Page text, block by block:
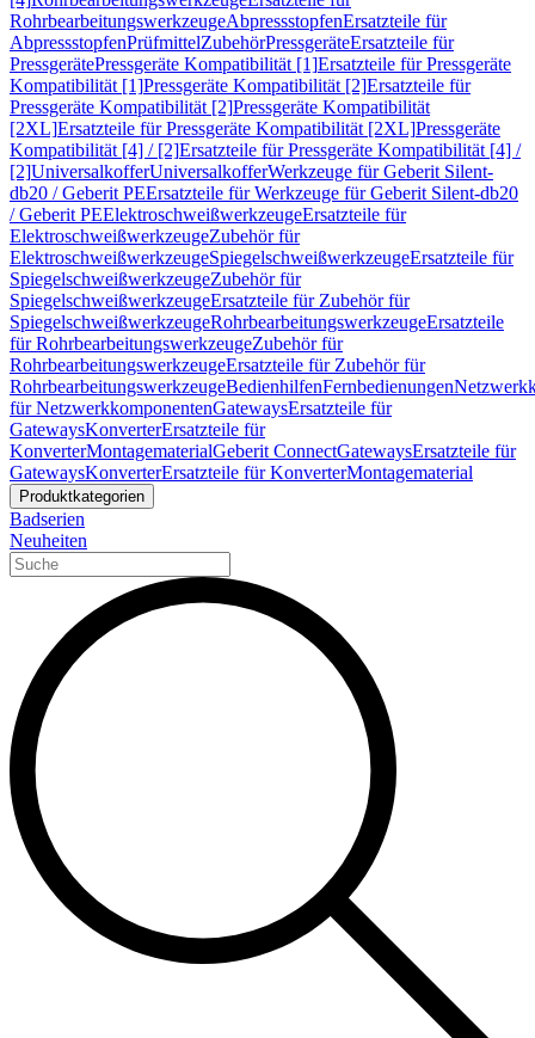
RohrbearbeitungswerkzeugeAbpressstopfenErsatzteile für
AbpressstopfenPrüfmittelZubehörPressgeräteErsatzteile für
PressgerätePressgeräte Kompatibilität [1]Ersatzteile für Pressgeräte
Kompatibilität [1]Pressgeräte Kompatibilität [2]Ersatzteile für
Pressgeräte Kompatibilität [2]Pressgeräte Kompatibilität
[2XL]Ersatzteile für Pressgeräte Kompatibilität [2XL]Pressgeräte
Kompatibilität [4] / [2]Ersatzteile für Pressgeräte Kompatibilität [4] /
[2]UniversalkofferUniversalkofferWerkzeuge für Geberit Silent-
db20 / Geberit PEErsatzteile für Werkzeuge für Geberit Silent-db20
/ Geberit PEElektroschweißwerkzeugeErsatzteile für
ElektroschweißwerkzeugeZubehör für
ElektroschweißwerkzeugeSpiegelschweißwerkzeugeErsatzteile für
SpiegelschweißwerkzeugeZubehör für
SpiegelschweißwerkzeugeErsatzteile für Zubehör für
SpiegelschweißwerkzeugeRohrbearbeitungswerkzeugeErsatzteile
für RohrbearbeitungswerkzeugeZubehör für
RohrbearbeitungswerkzeugeErsatzteile für Zubehör für
RohrbearbeitungswerkzeugeBedienhilfenFernbedienungen
für NetzwerkkomponentenGatewaysErsatzteile für
GatewaysKonverterErsatzteile für
KonverterMontagematerialGeberit ConnectGatewaysErsatzteile für
GatewaysKonverterErsatzteile für KonverterMontagematerial
Produktkategorien
Badserien
Neuheiten